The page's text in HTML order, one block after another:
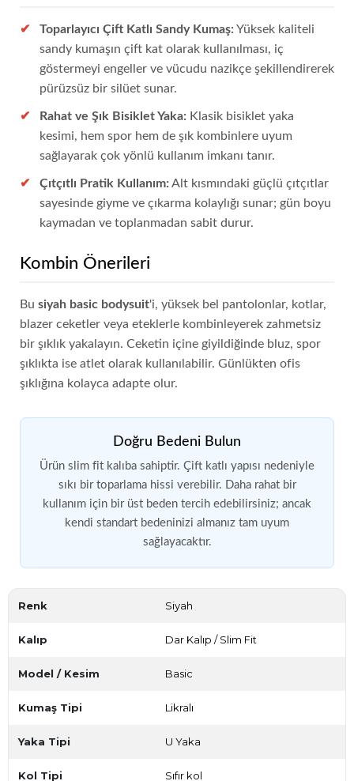
Toparlayıcı Çift Katlı Sandy Kumaş: Yüksek kaliteli
sandy kumaşın çift kat olarak kullanılması, iç
göstermeyi engeller ve vücudu nazikçe şekillendirerek
pürüzsüz bir silüet sunar.
Rahat ve Şık Bisiklet Yaka: Klasik bisiklet yaka
kesimi, hem spor hem de şık kombinlere uyum
sağlayarak çok yönlü kullanım imkanı tanır.
Çıtçıtlı Pratik Kullanım: Alt kısmındaki güçlü çıtçıtlar
sayesinde giyme ve çıkarma kolaylığı sunar; gün boyu
kaymadan ve toplanmadan sabit durur.
Kombin Önerileri
Bu siyah basic bodysuit'i, yüksek bel pantolonlar, kotlar,
blazer ceketler veya eteklerle kombinleyerek zahmetsiz
bir şıklık yakalayın. Ceketin içine giyildiğinde bluz, spor
şıklıkta ise atlet olarak kullanılabilir. Günlükten ofis
şıklığına kolayca adapte olur.
Doğru Bedeni Bulun
Ürün slim fit kalıba sahiptir. Çift katlı yapısı nedeniyle
sıkı bir toparlama hissi verebilir. Daha rahat bir
kullanım için bir üst beden tercih edebilirsiniz; ancak
kendi standart bedeninizi almanız tam uyum
sağlayacaktır.
Renk Siyah
Kalıp Dar Kalıp / Slim Fit
Model / Kesim Basic
Kumaş Tipi Likralı
Yaka Tipi U Yaka
Kol Tipi Sıfır kol